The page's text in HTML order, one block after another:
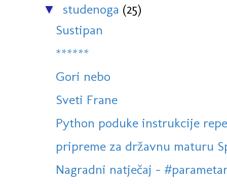
▼ studenoga (25)
Sustipan
******
Gori nebo
Sveti Frane
Python poduke instrukcije
pripreme za državnu maturu
Nagradni natječaj - #parametar